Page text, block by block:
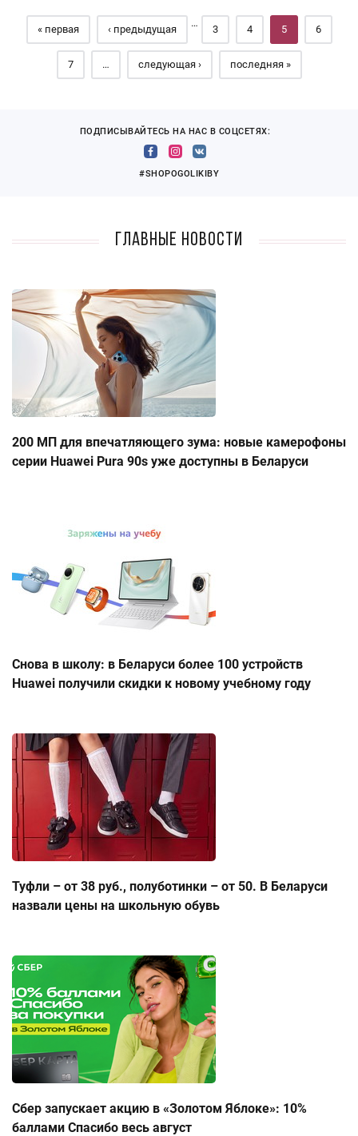
« первая ‹ предыдущая
…
3 4 5 6
7 … следующая › последняя »
ПОДПИСЫВАЙТЕСЬ НА НАС В СОЦСЕТЯХ:
#SHOPOGOLIKIBY
Главные новости
200 МП для впечатляющего зума: новые камерофоны
серии Huawei Pura 90s уже доступны в Беларуси
Снова в школу: в Беларуси более 100 устройств
Huawei получили скидки к новому учебному году
Туфли – от 38 руб., полуботинки – от 50. В Беларуси
назвали цены на школьную обувь
Сбер запускает акцию в «Золотом Яблоке»: 10%
баллами Спасибо весь август